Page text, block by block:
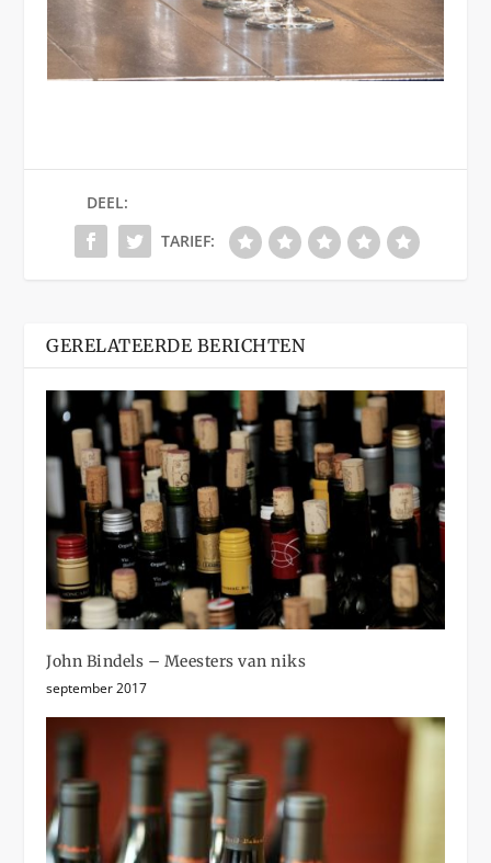
DEEL:
TARIEF:
GERELATEERDE BERICHTEN
John Bindels – Meesters van niks
september 2017